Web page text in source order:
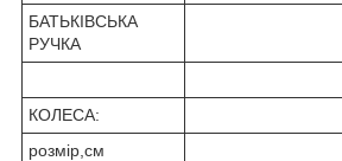
БАТЬКІВСЬКА
РУЧКА
КОЛЕСА:
розмір,см